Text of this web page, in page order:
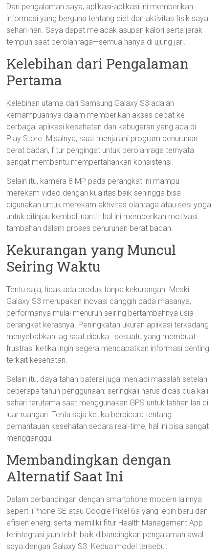
Dari pengalaman saya, aplikasi-aplikasi ini memberikan
informasi yang berguna tentang diet dan aktivitas fisik saya
sehari-hari. Saya dapat melacak asupan kalori serta jarak
tempuh saat berolahraga—semua hanya di ujung jari.
Kelebihan dari Pengalaman
Pertama
Kelebihan utama dari Samsung Galaxy S3 adalah
kemampuannya dalam memberikan akses cepat ke
berbagai aplikasi kesehatan dan kebugaran yang ada di
Play Store. Misalnya, saat menjalani program penurunan
berat badan, fitur pengingat untuk berolahraga ternyata
sangat membantu mempertahankan konsistensi.
Selain itu, kamera 8 MP pada perangkat ini mampu
merekam video dengan kualitas baik sehingga bisa
digunakan untuk merekam aktivitas olahraga atau sesi yoga
untuk ditinjau kembali nanti—hal ini memberikan motivasi
tambahan dalam proses penurunan berat badan.
Kekurangan yang Muncul
Seiring Waktu
Tentu saja, tidak ada produk tanpa kekurangan. Meski
Galaxy S3 merupakan inovasi canggih pada masanya,
performanya mulai menurun seiring bertambahnya usia
perangkat kerasnya. Peningkatan ukuran aplikasi terkadang
menyebabkan lag saat dibuka—sesuatu yang membuat
frustrasi ketika ingin segera mendapatkan informasi penting
terkait kesehatan.
Selain itu, daya tahan baterai juga menjadi masalah setelah
beberapa tahun penggunaan; seringkali harus dicas dua kali
sehari terutama saat menggunakan GPS untuk latihan lari di
luar ruangan. Tentu saja ketika berbicara tentang
pemantauan kesehatan secara real-time, hal ini bisa sangat
mengganggu.
Membandingkan dengan
Alternatif Saat Ini
Dalam perbandingan dengan smartphone modern lainnya
seperti iPhone SE atau Google Pixel 6a yang lebih baru dan
efisien energi serta memiliki fitur Health Management App
terintegrasi jauh lebih baik dibandingkan pengalaman awal
saya dengan Galaxy S3. Kedua model tersebut